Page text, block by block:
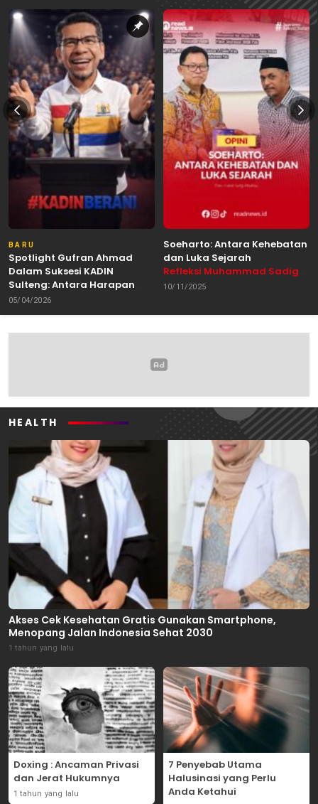
BARU
Spotlight Gufran Ahmad
Dalam Suksesi KADIN
Sulteng: Antara Harapan
dan Kebutuhan Perubahan
Oleh: Anshar Munir
05/04/2026
Soeharto: Antara Kehebatan
dan Luka Sejarah
Refleksi Muhammad Sadig
Alhabsyie, Akademisi UIN
Pemerhati Gerakan
10/11/2025
HEALTH
Akses Cek Kesehatan Gratis Gunakan Smartphone,
Menopang Jalan Indonesia Sehat 2030
1 tahun yang lalu
Doxing : Ancaman Privasi
dan Jerat Hukumnya
1 tahun yang lalu
7 Penyebab Utama
Halusinasi yang Perlu
Anda Ketahui